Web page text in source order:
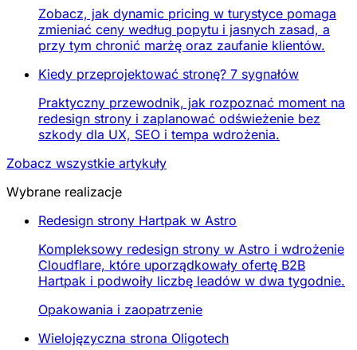
Zobacz, jak dynamic pricing w turystyce pomaga
zmieniać ceny według popytu i jasnych zasad, a
przy tym chronić marżę oraz zaufanie klientów.
Kiedy przeprojektować stronę? 7 sygnałów
Praktyczny przewodnik, jak rozpoznać moment na
redesign strony i zaplanować odświeżenie bez
szkody dla UX, SEO i tempa wdrożenia.
Zobacz wszystkie artykuły
Wybrane realizacje
Redesign strony Hartpak w Astro
Kompleksowy redesign strony w Astro i wdrożenie
Cloudflare, które uporządkowały ofertę B2B
Hartpak i podwoiły liczbę leadów w dwa tygodnie.
Opakowania i zaopatrzenie
Wielojęzyczna strona Oligotech